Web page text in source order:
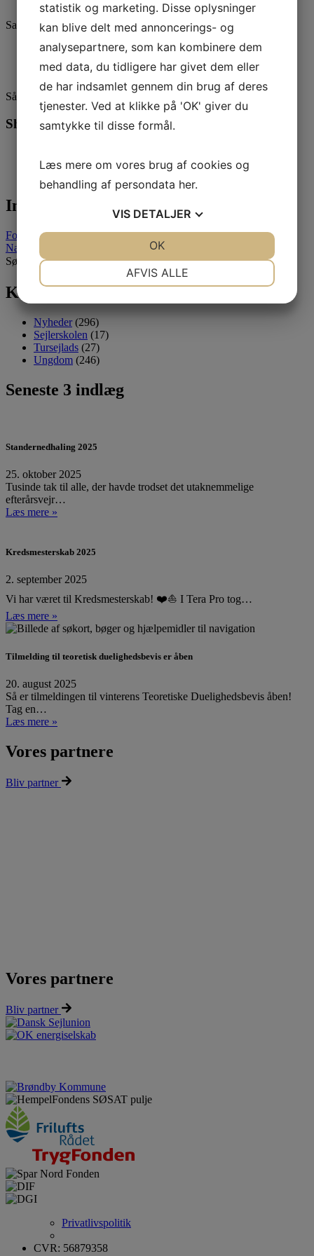
Samling inden lørdagens cykeltur
Så er der pause……
Share this:
X
Indlægsnavigation
Forrige indlæg
Næste indlæg
Søg efter:
Kategorier
Nyheder(296)
Sejlerskolen (17)
Tursejlads (27)
Ungdom (246)
Seneste 3 indlæg
Standernedhaling 2025
25. oktober 2025
Tusinde tak til alle, der havde trodset det utaknemmelige
efterårsvejr…
Læs mere »
Kredsmesterskab 2025
2. september 2025
Vi har været til Kredsmesterskab! ❤️⛵ I Tera Pro tog…
Læs mere »
Tilmelding til teoretisk duelighedsbevis er åben
20. august 2025
Så er tilmeldingen til vinterens Teoretiske Duelighedsbevis åben!
Tag en…
Læs mere »
Vores partnere
Bliv partner
Vores partnere
Bliv partner
Privatlivspolitik
CVR: 56879358
statistik og marketing. Disse oplysninger
kan blive delt med annoncerings- og
analysepartnere, som kan kombinere dem
med data, du tidligere har givet dem eller
de har indsamlet gennem din brug af deres
tjenester. Ved at klikke på 'OK' giver du
samtykke til disse formål.
Læs mere om vores brug af cookies og
behandling af persondata her.
VIS DETALJER
MARKETING
AFVIS ALLE
OK